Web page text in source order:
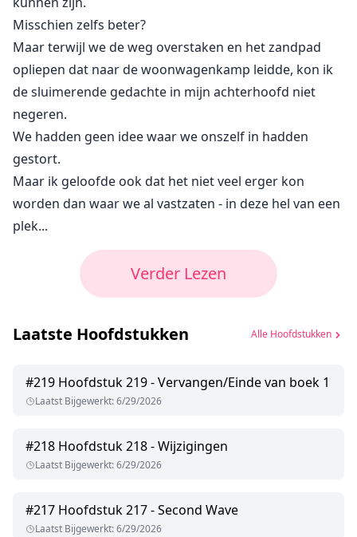
Misschien zelfs beter?
Maar terwijl we de weg overstaken en het zandpad
opliepen dat naar de woonwagenkamp leidde, kon ik
de sluimerende gedachte in mijn achterhoofd niet
negeren.
We hadden geen idee waar we onszelf in hadden
gestort.
Maar ik geloofde ook dat het niet veel erger kon
worden dan waar we al vastzaten - in deze hel van een
plek...
Verder Lezen
Laatste Hoofdstukken Alle Hoofdstukken
#219 Hoofdstuk 219 - Vervangen/Einde van boek 1
Laatst Bijgewerkt:6/29/2026
#218 Hoofdstuk 218 - Wijzigingen
Laatst Bijgewerkt:6/29/2026
#217 Hoofdstuk 217 - Second Wave
Laatst Bijgewerkt:6/29/2026